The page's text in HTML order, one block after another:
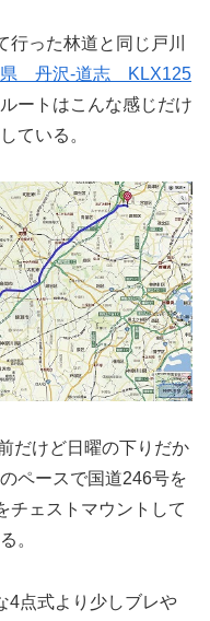
った林道と同じ戸川
県 丹沢-道志 KLX125
ートはこんな感じだけ
ている。
だけど日曜の下りだか
ペースで国道246号を
チェストマウントして
。
4点式より少しブレや